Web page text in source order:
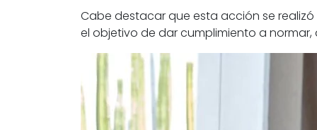
Cabe destacar que esta acción se
el objetivo de dar cumplimiento a